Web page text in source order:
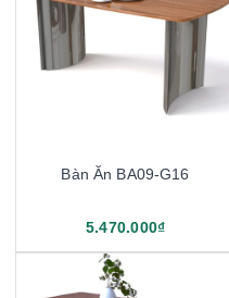
Bàn Ăn BA09-G16
5.470.000₫